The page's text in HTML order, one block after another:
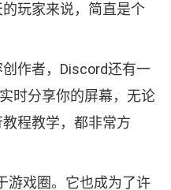
玩家来说，简直是个
作者，Discord还有一
时分享你的屏幕，无论
程教学，都非常方
游戏圈。它也成为了许